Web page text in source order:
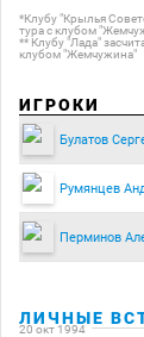
*Клубу "Крылья
тура с клубом
** Клубу "Лада"
клубом "Жемчужина"
ИГРОКИ
Булатов
Румянцев
Перминов
ЛИЧНЫЕ
20 окт 1994